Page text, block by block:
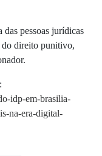
pessoas jurídicas
do direito punitivo,
idp-em-brasilia-
na-era-digital-